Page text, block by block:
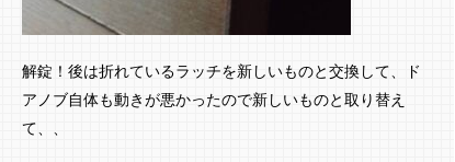
解錠！後は折れているラッチを新しいものと交換して、ド
アノブ自体も動きが悪かったので新しいものと取り替え
て、、